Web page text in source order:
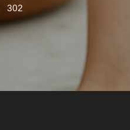
302